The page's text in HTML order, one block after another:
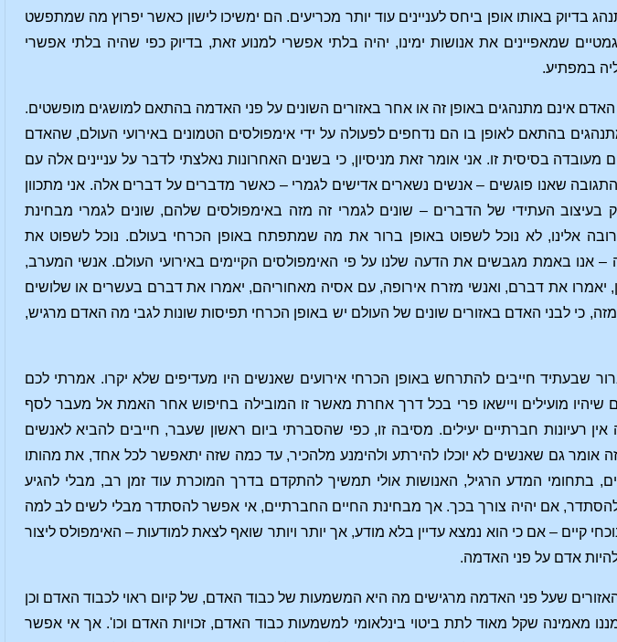
בדיוק באותו אופן ביחס לעניינים עוד יותר מכריעים. הם ימשיכו לישון כאשר יפרוץ מה שמתפשט
שמאפיינים את אנושות ימינו, יהיה בלתי אפשרי למנוע זאת, בדיוק כפי שהיה בלתי אפשרי
במפתיע.
אינם מתנהגים באופן זה או אחר באזורים השונים על פני האדמה בהתאם למושגים מופשטים.
בהתאם לאופן בו הם נדחפים לפעולה על ידי אימפולסים הטמונים באירועי העולם, שהאדם
בסיסית זו. אני אומר זאת מניסיון, כי בשנים האחרונות נאלצתי לדבר על עניינים אלה עם
שאנו פוגשים – אנשים נשארים אדישים לגמרי – כאשר מדברים על דברים אלה. אני מתכוון
העתידי של הדברים – שונים לגמרי זה מזה באימפולסים שלהם, שונים לגמרי מבחינת
אלינו, לא נוכל לשפוט באופן ברור את מה שמתפתח באופן הכרחי בעולם. נוכל לשפוט את
אנו באמת מגבשים את הדעה שלנו על פי האימפולסים הקיימים באירועי העולם. אנשי המערב,
יאמרו את דברם, ואנשי מזרח אירופה, עם אסיה מאחוריהם, יאמרו את דברם בעשרים או שלושים
כי לבני האדם באזורים שונים של העולם יש באופן הכרחי תפיסות שונות לגבי מה האדם מרגיש,
ברור שבעתיד חייבים להתרחש באופן הכרחי אירועים שאנשים היו מעדיפים שלא יקרו. אמרתי לכם
שיהיו מועילים ויישאו פרי בכל דרך אחרת מאשר זו המובילה בחיפוש אחר האמת אל מעבר לסף
רעיונות חברתיים יעילים. מסיבה זו, כפי שהסברתי ביום ראשון שעבר, חייבים להביא לאנשים
אומר גם שאנשים לא יוכלו להירתע ולהימנע מלהכיר, עד כמה שזה יתאפשר לכל אחד, את מהותו
בתחומי המדע הרגיל, האנושות אולי תמשיך להתקדם בדרך המוכרת עוד זמן רב, מבלי להגיע
להסתדר, אם יהיה צורך בכך. אך מבחינת החיים החברתיים, אי אפשר להסתדר מבלי לשים לב למה
קיים – אם כי הוא נמצא עדיין בלא מודע, אך יותר ויותר שואף לצאת למודעות – האימפולס ליצור
אדם על פני האדמה.
שעל פני האדמה מרגישים מה היא המשמעות של כבוד האדם, של קיום ראוי לכבוד האדם וכן
מאמינה שקל מאוד לתת ביטוי בינלאומי למשמעות כבוד האדם, זכויות האדם וכו'. אך אי אפשר